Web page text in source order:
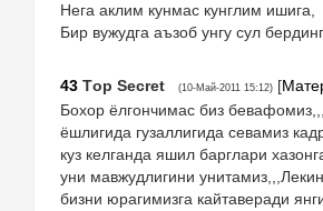
Нега аклим кунмас кунглим ишига,
Бир вужудга аъзоб унгу сул
43 Тop Secret (10-Май-2011 15:12) [
Бохор ёлгончимас биз
ёшлигида гузаллигида севамиз
куз келганда яшил барглари
уни мавжудлигини
бизни юрагимизга кайтаверади